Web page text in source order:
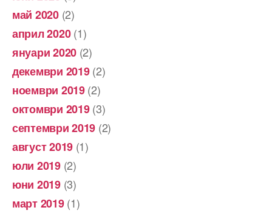
май 2020(2)
април 2020(1)
януари 2020 (2)
декември 2019(2)
ноември 2019(2)
октомври 2019(3)
септември 2019 (2)
август 2019 (1)
юли 2019(2)
юни 2019(3)
март 2019(1)